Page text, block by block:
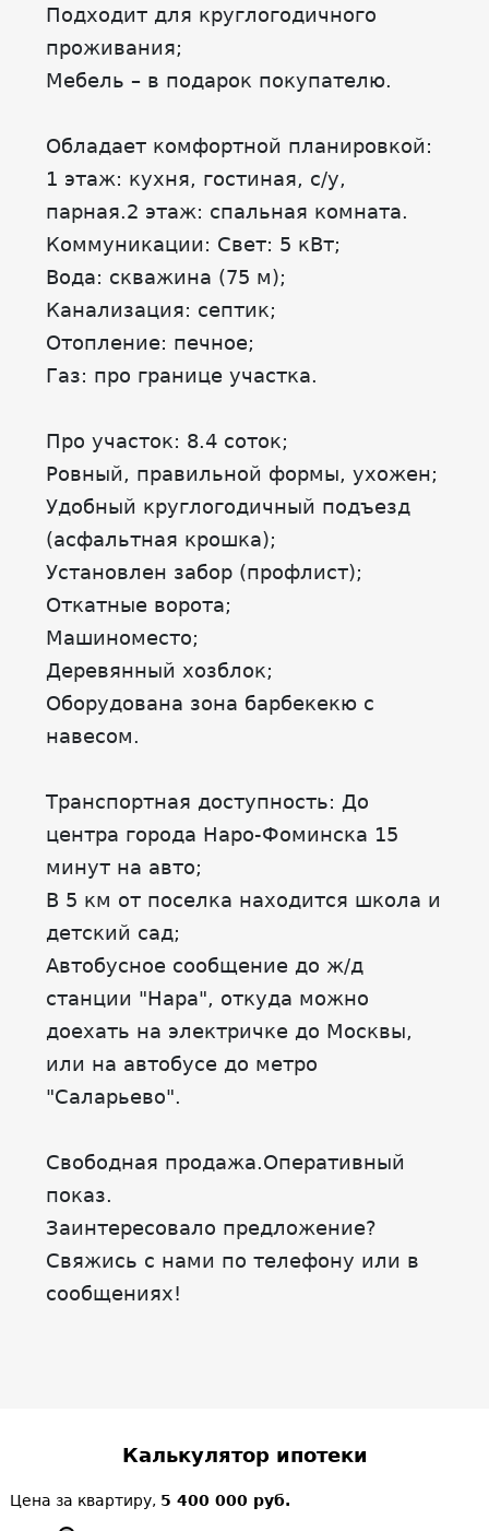
Подходит для круглогодичного
проживания;
Мебель – в подарок покупателю.
Обладает комфортной планировкой:
1 этаж: кухня, гостиная, с/у,
парная.2 этаж: спальная комната.
Коммуникации: Свет: 5 кВт;
Вода: скважина (75 м);
Канализация: септик;
Отопление: печное;
Газ: про границе участка.
Про участок: 8.4 соток;
Ровный, правильной формы, ухожен;
Удобный круглогодичный подъезд
(асфальтная крошка);
Установлен забор (профлист);
Откатные ворота;
Машиноместо;
Деревянный хозблок;
Оборудована зона барбекекю с
навесом.
Tранспортная доступность: До
центра города Наро-Фоминска 15
минут на авто;
В 5 км от поселка находится школа и
детский сад;
Автобусное сообщение до ж/д
станции "Нара", откуда можно
доехать на электричке до Москвы,
или на автобусе до метро
"Саларьево".
Свободная продажа.Оперативный
показ.
Заинтересовало предложение?
Свяжись с нами по телефону или в
сообщениях!
Калькулятор ипотеки
Цена за квартиру, 5 400 000 руб.